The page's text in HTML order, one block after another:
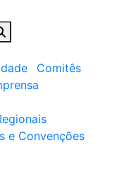
Comitês
e Convenções